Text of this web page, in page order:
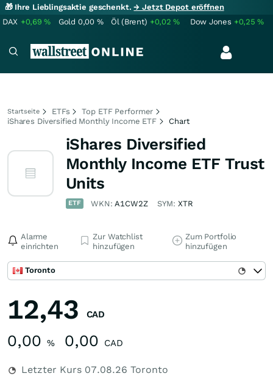
🎁 Ihre Lieblingsaktie geschenkt.→ Jetzt Depot eröffnen
DAX +0,69% Gold 0,00 % Öl (Brent) +0,02% Dow Jones +0,25%
Startseite ETFs
Top ETF Performer
iShares Diversified Monthly Income ETF
Chart
iShares Diversified
Monthly Income ETF Trust
Units
ETF WKN:A1CW2Z SYM: XTR
Alarme
einrichten
Zur Watchlist
hinzufügen
Zum Portfolio
hinzufügen
Toronto
12,43 CAD
0,00 % 0,00 CAD
Letzter Kurs 07.08.26 Toronto